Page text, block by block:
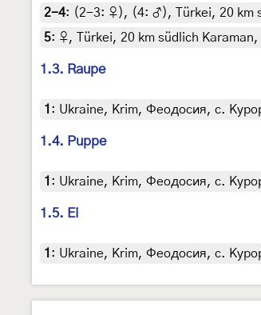
2-4: (2-3: ♀), (4: ♂), Türkei, 20
5: ♀, Türkei, 20 km südlich
1.3. Raupe
1 : Ukraine, Krim, Феодосия, с.
1.4. Puppe
1 : Ukraine, Krim, Феодосия, с.
1.5. Ei
1 : Ukraine, Krim, Феодосия, с.